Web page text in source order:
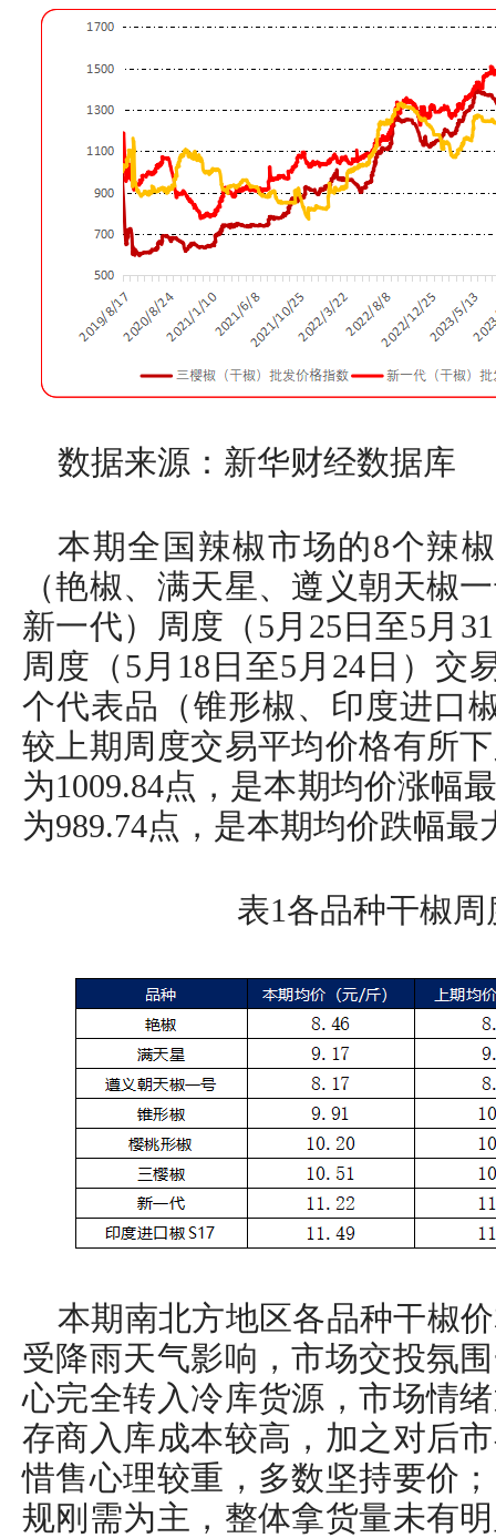
数据来源：新华财经数据库
本期全国辣椒市场的8个辣
（艳椒、满天星、遵义朝天椒
新一代）周度（5月25日至5月
周度（5月18日至5月24日）交
个代表品（锥形椒、印度进口
较上期周度交易平均价格有所
为1009.84点，是本期均价涨幅
为989.74点，是本期均价跌幅最
表1各品种干椒
本期南北方地区各品种干椒
受降雨天气影响，市场交投氛
心完全转入冷库货源，市场情
存商入库成本较高，加之对后
惜售心理较重，多数坚持要价
规刚需为主，整体拿货量未有